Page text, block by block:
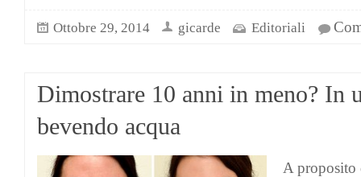
Ottobre 29, 2014 gicarde Editoriali
Dimostrare 10 anni in meno? In
bevendo acqua
A proposito